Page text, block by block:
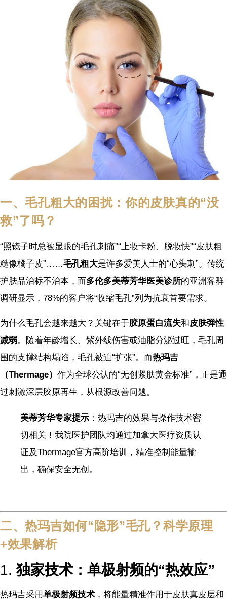
一、毛孔粗大的困扰：你的皮肤真的“没
救”了吗？
“照镜子时总被显眼的毛孔刺痛”“上妆卡粉、脱妆快”“皮肤粗
糙像橘子皮”……毛孔粗大是许多爱美人士的“心头刺”。传统
护肤品治标不治本，而多伦多美蒂芳华医美诊所的亚洲客群
调研显示，78%的客户将“收缩毛孔”列为抗衰首要需求。
为什么毛孔会越来越大？关键在于胶原蛋白流失和皮肤弹性
减弱。随着年龄增长、紫外线伤害或油脂分泌过旺，毛孔周
围的支撑结构塌陷，毛孔被迫“扩张”。而热玛吉
（Thermage） 作为全球公认的“无创紧肤黄金标准”，正是通
过刺激深层胶原再生，从根源改善问题。
美蒂芳华专家提示 ：热玛吉的效果与操作技术密
切相关！我院医护团队均通过加拿大医疗资质认
证及Thermage官方高阶培训，精准控制能量输
出，确保安全无创。
二、热玛吉如何“隐形”毛孔？科学原理
+效果解析
1.独家技术：单极射频的“热效应”
热玛吉采用单极射频技术 ，将能量精准作用于皮肤真皮层和